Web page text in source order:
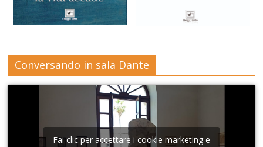
Conversando in sala Dante
Fai clic per accettare i cookie marketing e